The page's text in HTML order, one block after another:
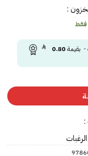
:
- بقيمة0.80
: